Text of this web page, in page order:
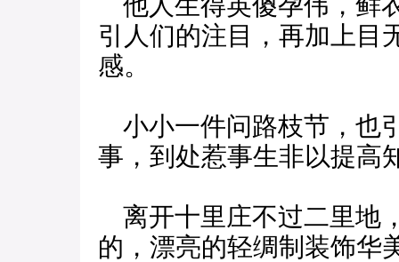
引人们的注目，再加上目
感。
小小一件问路枝节，也
事，到处惹事生非以提高
离开十里庄不过二里地
的，漂亮的轻绸制装饰华